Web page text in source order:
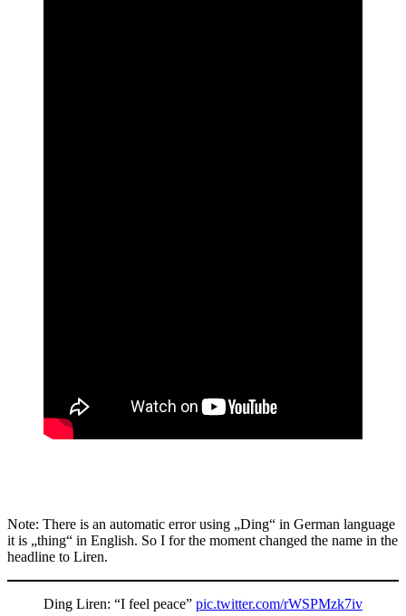
Note: There is an automatic error using „Ding“ in German language
it is „thing“ in English. So I for the moment changed the name in the
headline to Liren.
Ding Liren: “I feel peace” pic.twitter.com/rWSPMzk7iv